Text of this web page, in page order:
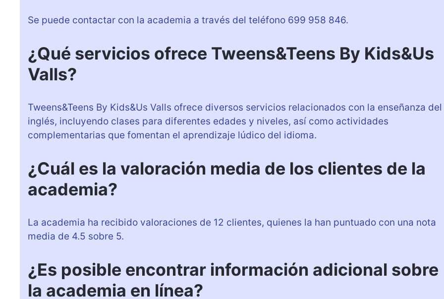
Se puede contactar con la academia a través del teléfono 699 958 846.
¿Qué servicios ofrece Tweens&Teens By Kids&Us
Valls?
Tweens&Teens By Kids&Us Valls ofrece diversos servicios relacionados con la enseñanza del
inglés, incluyendo clases para diferentes edades y niveles, así como actividades
complementarias que fomentan el aprendizaje lúdico del idioma.
¿Cuál es la valoración media de los clientes de la
academia?
La academia ha recibido valoraciones de 12 clientes, quienes la han puntuado con una nota
media de 4.5 sobre 5.
¿Es posible encontrar información adicional sobre
la academia en línea?